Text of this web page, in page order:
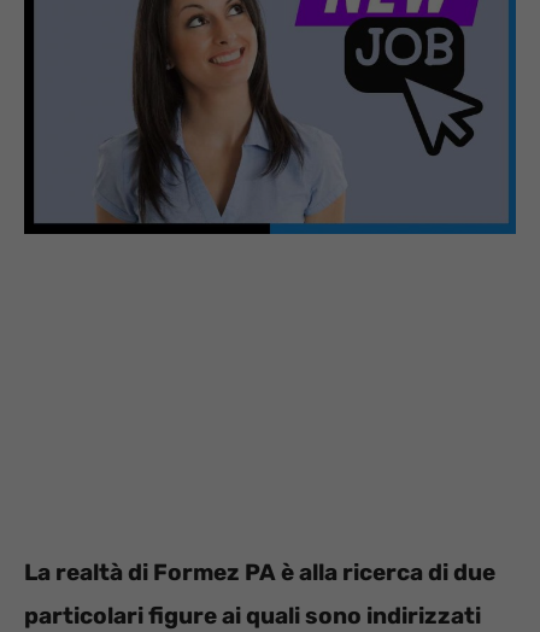
La realtà di Formez PA è alla ricerca di due
particolari figure ai quali sono indirizzati